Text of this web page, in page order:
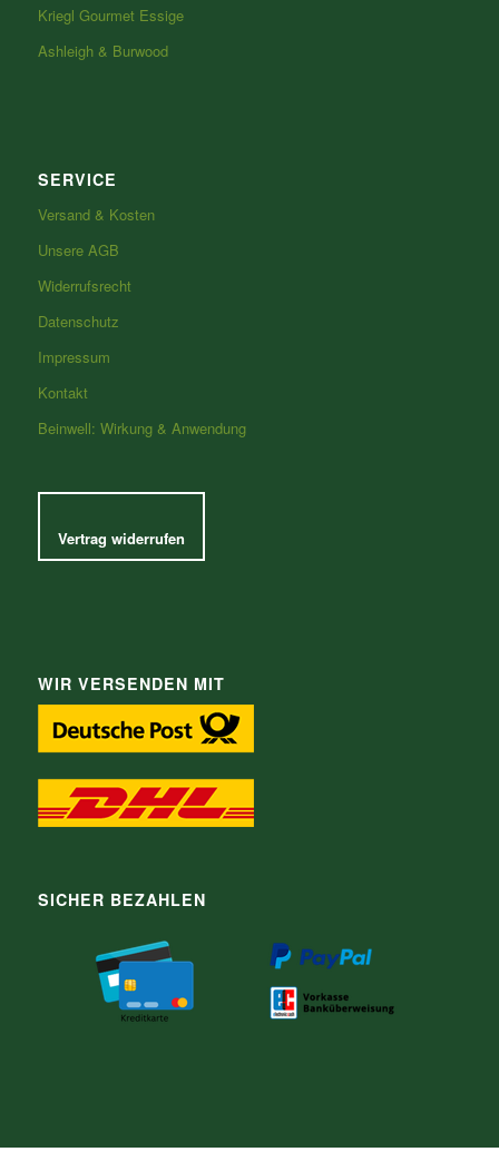
Kriegl Gourmet Essige
Ashleigh & Burwood
SERVICE
Versand & Kosten
Unsere AGB
Widerrufsrecht
Datenschutz
Impressum
Kontakt
Beinwell: Wirkung & Anwendung
Vertrag widerrufen
WIR VERSENDEN MIT
SICHER BEZAHLEN